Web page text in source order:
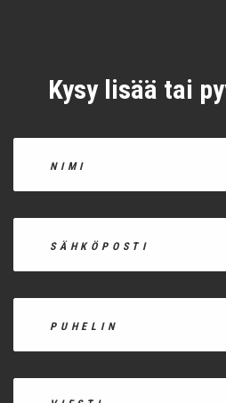
Kysy lisää tai